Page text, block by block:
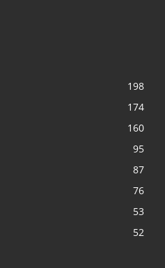
198
174
160
95
87
76
53
52